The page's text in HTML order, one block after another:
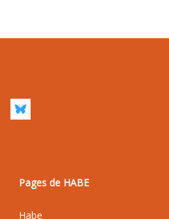
Pages de HABE
Habe